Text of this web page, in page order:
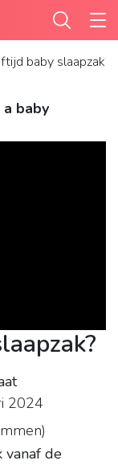
baby slaapzak?
baby
2024
)
vanaf de